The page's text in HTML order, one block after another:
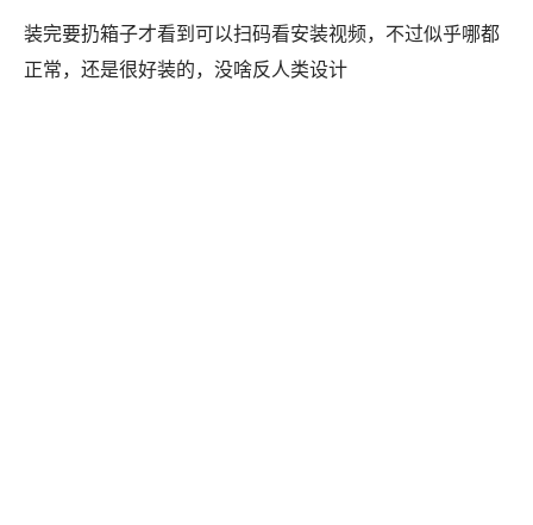
装完要扔箱子才看到可以扫码看安装视频，不过似乎哪都
正常，还是很好装的，没啥反人类设计